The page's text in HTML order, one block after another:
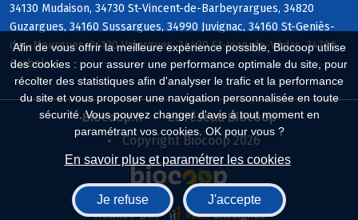
Afin de vous offrir la meilleure expérience possible, Biocoop utilise
des cookies : pour assurer une performance optimale du site, pour
récolter des statistiques afin d'analyser le trafic et la performance
du site et vous proposer une navigation personnalisée en toute
sécurité. Vous pouvez changer d'avis à tout moment en
paramétrant vos cookies. OK pour vous ?
En savoir plus et paramétrer les cookies
Je refuse J'accepte
34130 Mudaison, 34730 St-Vincent-de-Barbeyrargues, 34820
Guzargues, 34160 Sussargues, 34990 Juvignac, 34160 St-Geniès-
des-Mourgues, 34130 Valergues, 34430 St-Jean-de-Védas, 34790
Grabels
Biocoop.fr
Le réseau Biocoop
Copyright Biocoop 2026
Réalisé par